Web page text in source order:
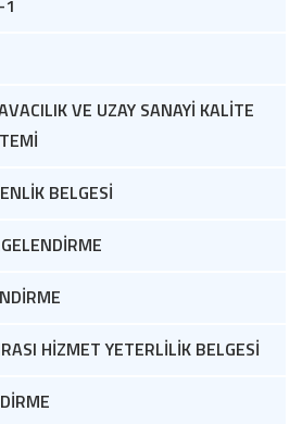
VE UZAY SANAYİ KALİTE
BELGESİ
HİZMET YETERLİLİK BELGESİ